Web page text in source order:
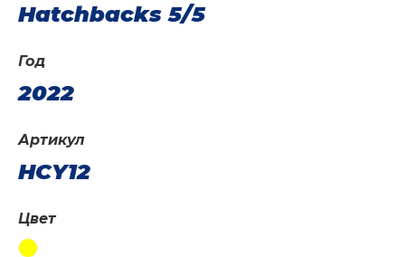
Год
2022
Артикул
HCY12
Hatchbacks 5/5
Цвет